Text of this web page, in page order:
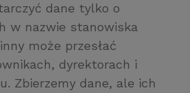
dane tylko o
w nazwie stanowiska
może przesłać
dyrektorach i
Zbierzemy dane, ale ich